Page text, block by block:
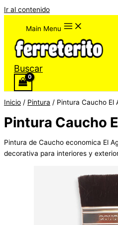
Ir al contenido
Main Menu
Buscar
Inicio / Pintura / Pintura Caucho El
Pintura Caucho
Pintura de Caucho economica El
decorativa para interiores y